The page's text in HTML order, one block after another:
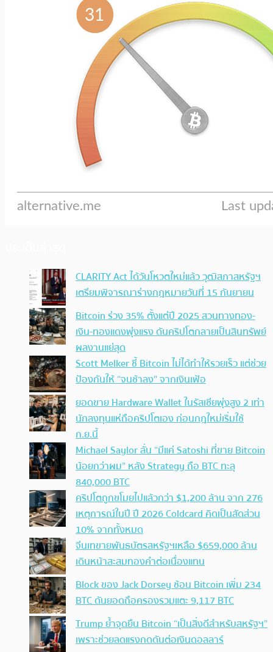
CLARITY Act ได้วันโหวตใหม่แล้ว วุฒิสภาสหรัฐฯ
เตรียมพิจารณาร่างกฎหมายวันที่ 15 กันยายน
Bitcoin ร่วง 35% ตั้งแต่ปี 2025 สวนทางทอง-
เงิน-ทองแดงพุ่งแรง ดันคริปโตกลายเป็นสินทรัพย์
ผลงานแย่สุด
Scott Melker ชี้ Bitcoin ไม่ได้ทำให้รวยเร็ว แต่ช่วย
ป้องกันให้ “จนช้าลง” จากเงินเฟ้อ
ยอดขาย Hardware Wallet ในรัสเซียพุ่งสูง 2 เท่า
นักลงทุนแห่ถือคริปโตเอง ก่อนกฎใหม่เริ่มใช้
ก.ย.นี้
Michael Saylor ลั่น “มีแค่ Satoshi ที่ขาย Bitcoin
น้อยกว่าผม” หลัง Strategy ถือ BTC ทะลุ
840,000 BTC
คริปโตถูกขโมยไปแล้วกว่า $1,200 ล้าน จาก 276
เหตุการณ์ในปี ปี 2026 Coldcard คิดเป็นสัดส่วน
10% จากทั้งหมด
จีนเทขายพันธบัตรสหรัฐฯเหลือ $659,000 ล้าน
เดินหน้าสะสมทองคำต่อเนื่องแทน
Block ของ Jack Dorsey ช้อน Bitcoin เพิ่ม 234
BTC ดันยอดถือครองรวมแตะ 9,117 BTC
Trump ย้ำจุดยืน Bitcoin “เป็นสิ่งดีสำหรับสหรัฐฯ”
เพราะช่วยลดแรงกดดันต่อเงินดอลลาร์